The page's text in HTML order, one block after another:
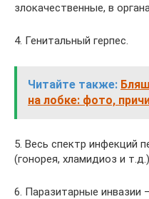
злокачественные, в
4. Генитальный герпес.
Читайте также:
на лобке: фото,
5. Весь спектр инфекций
(гонорея, хламидиоз и
6. Паразитарные инвазии